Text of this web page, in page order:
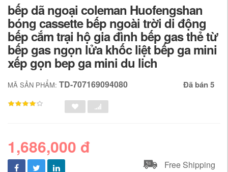
bếp dã ngoại coleman Huofengshan
bóng cassette bếp ngoài trời di động
bếp cắm trại hộ gia đình bếp gas thẻ từ
bếp gas ngọn lửa khốc liệt bếp ga mini
xếp gọn bep ga mini du lich
MÃ SẢN PHẨM: TD-707169094080 Đã bán 5
1,686,000 đ
Free Shipping